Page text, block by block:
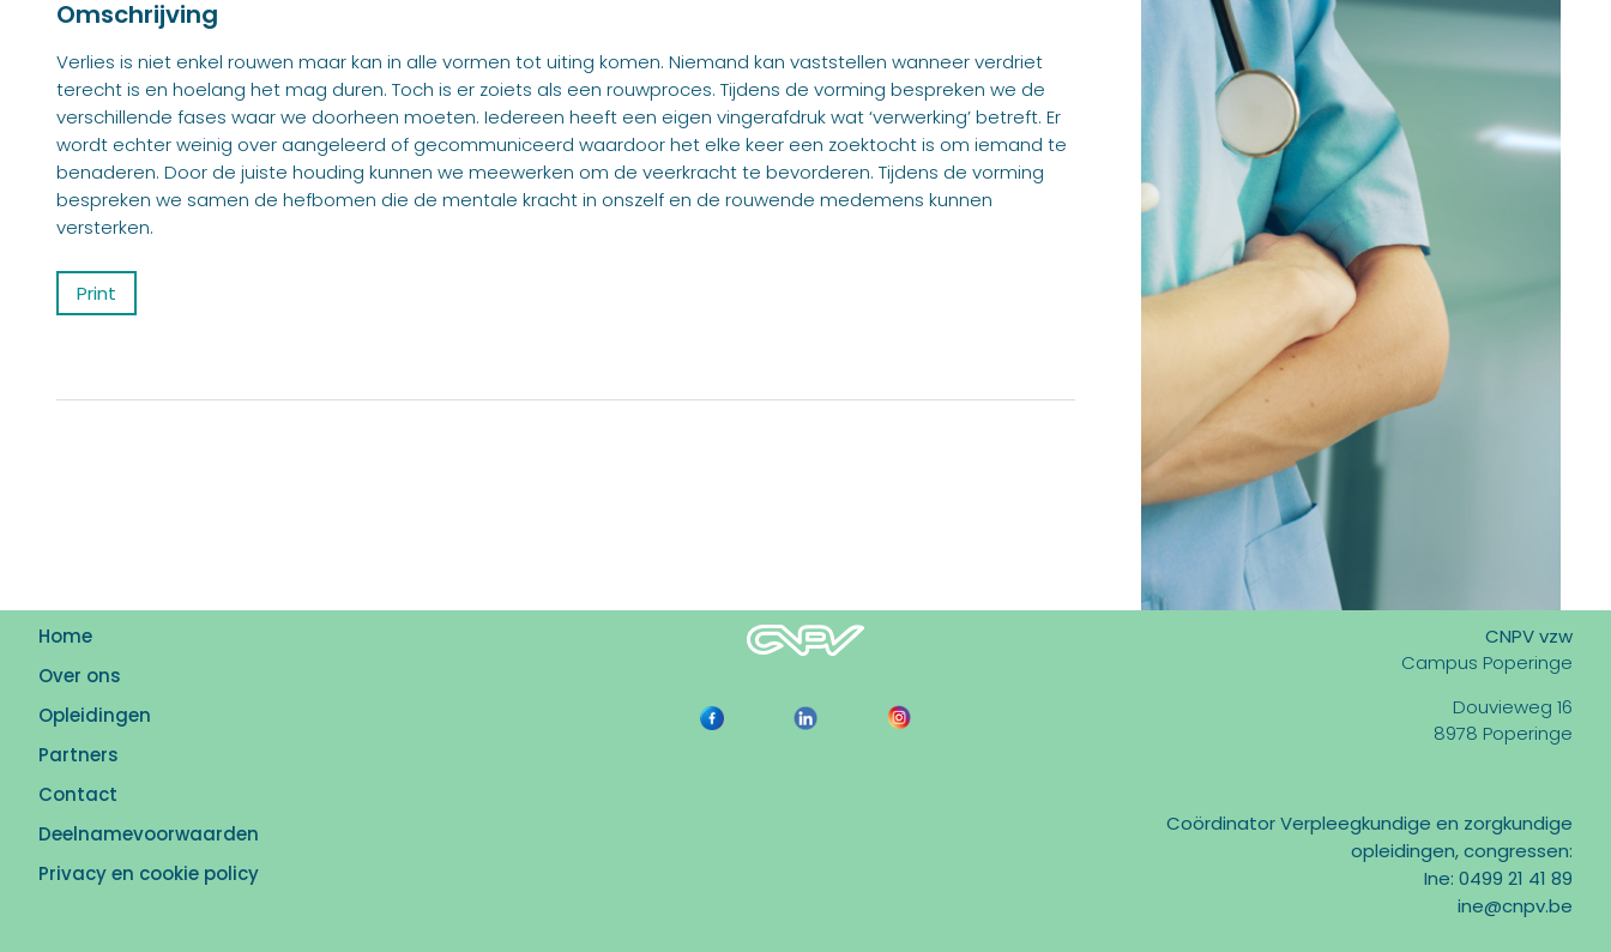
Omschrijving
Verlies is niet enkel rouwen maar kan in alle vormen tot uiting komen. Niemand kan vaststellen wanneer verdriet
terecht is en hoelang het mag duren. Toch is er zoiets als een rouwproces. Tijdens de vorming bespreken we de
verschillende fases waar we doorheen moeten. Iedereen heeft een eigen vingerafdruk wat ‘verwerking’ betreft. Er
wordt echter weinig over aangeleerd of gecommuniceerd waardoor het elke keer een zoektocht is om iemand te
benaderen. Door de juiste houding kunnen we meewerken om de veerkracht te bevorderen. Tijdens de vorming
bespreken we samen de hefbomen die de mentale kracht in onszelf en de rouwende medemens kunnen
versterken.
Print
Home
Over ons
Opleidingen
Partners
Contact
Deelnamevoorwaarden
Privacy en cookie policy
CNPV vzw
Campus Poperinge
Douvieweg 16
8978 Poperinge
Coördinator Verpleegkundige en zorgkundige
opleidingen, congressen:
Ine: 0499 21 41 89
ine@cnpv.be